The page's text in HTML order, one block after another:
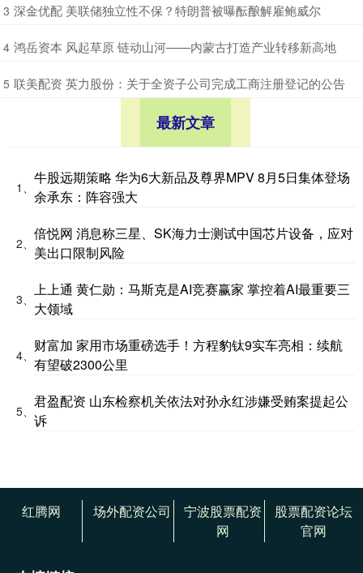
3 ​深金优配 美联储独立性不保？特朗普被曝酝酿解雇鲍威尔
4 ​鸿岳资本 风起草原 链动山河——内蒙古打造产业转移新高地
5 ​联美配资 英力股份：关于全资子公司完成工商注册登记的公告
最新文章
1、
牛股远期策略 华为6大新品及尊界MPV 8月5日集体登场
余承东：阵容强大
2、
倍悦网 消息称三星、SK海力士测试中国芯片设备，应对
美出口限制风险
3、
上上通 黄仁勋：马斯克是AI竞赛赢家 掌控着AI最重要三
大领域
4、
财富加 家用市场重磅选手！方程豹钛9实车亮相：续航
有望破2300公里
5、
君盈配资 山东检察机关依法对孙永红涉嫌受贿案提起公
诉
红腾网 场外配资公司
宁波股票配资
网
股票配资论坛
官网